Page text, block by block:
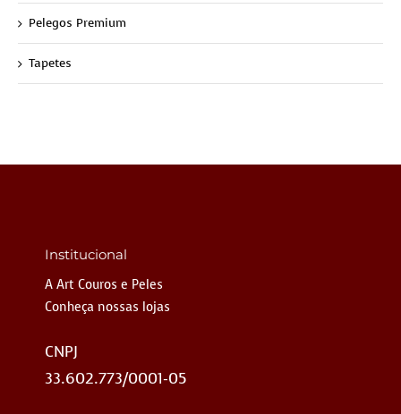
Pelegos Premium
Tapetes
Institucional
A Art Couros e Peles
Conheça nossas lojas
CNPJ
33.602.773/0001-05